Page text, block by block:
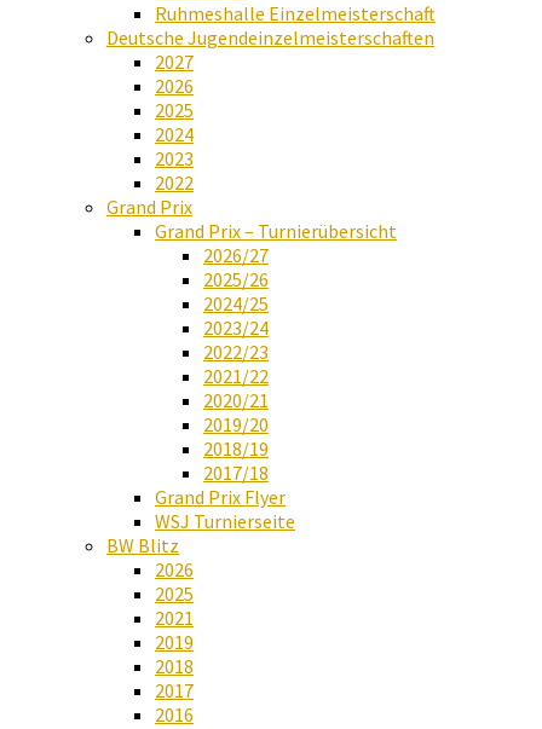
Ruhmeshalle Einzelmeisterschaft
Deutsche Jugendeinzelmeisterschaften
2027
2026
2025
2024
2023
2022
Grand Prix
Grand Prix – Turnierübersicht
2026/27
2025/26
2024/25
2023/24
2022/23
2021/22
2020/21
2019/20
2018/19
2017/18
Grand Prix Flyer
WSJ Turnierseite
BW Blitz
2026
2025
2021
2019
2018
2017
2016